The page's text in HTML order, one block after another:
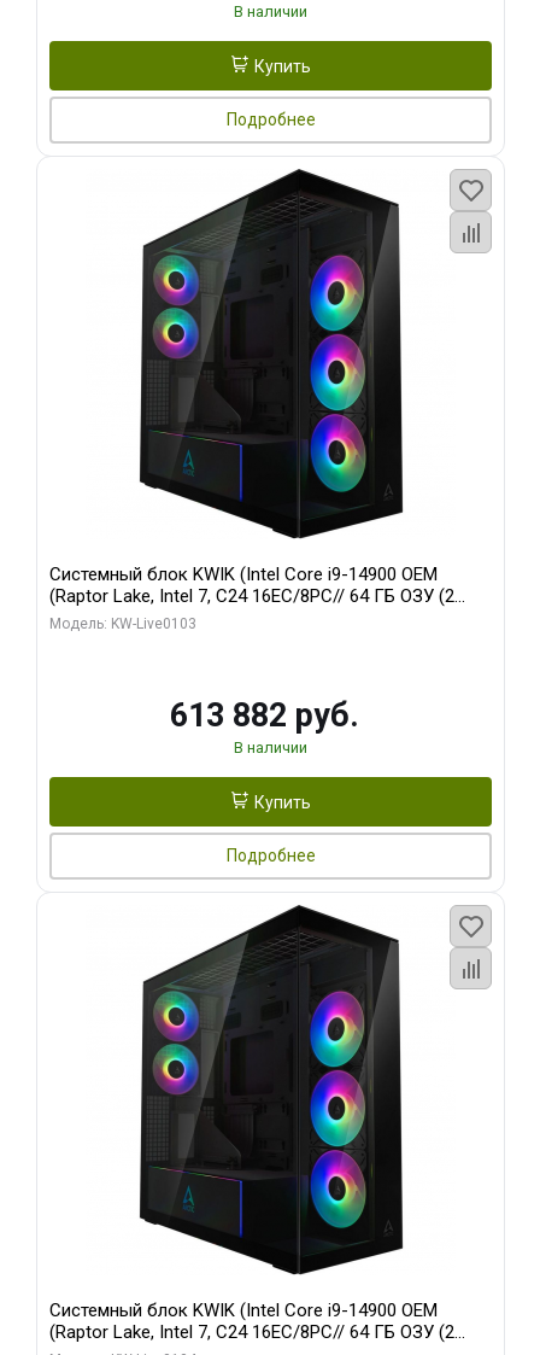
В наличии
Купить
Подробнее
Системный блок KWIK (Intel Core i9-14900 OEM
(Raptor Lake, Intel 7, C24 16EC/8PC// 64 ГБ ОЗУ (2
модуля)/ Afox RTX4090 24GB GDDR6X 384-Bit 3xDP
Модель: KW-Live0103
613 882 руб.
В наличии
Купить
Подробнее
Системный блок KWIK (Intel Core i9-14900 OEM
(Raptor Lake, Intel 7, C24 16EC/8PC// 64 ГБ ОЗУ (2